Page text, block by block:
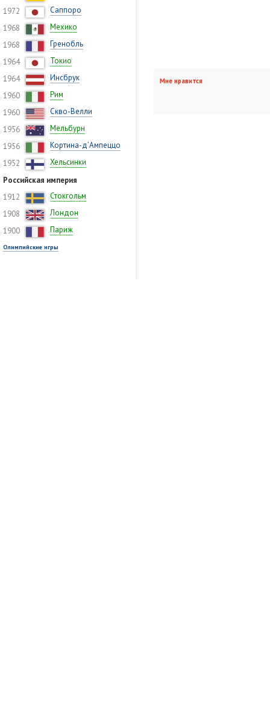
1972
Саппоро
1968
Мехико
1968
Гренобль
1964
Токио
1964
Инсбрук
1960
Рим
1960
Скво-Велли
1956
Мельбурн
1956
Кортина-д’Ампеццо
1952
Хельсинки
Российская империя
1912
Стокгольм
1908
Лондон
1900
Париж
Олимпийские игры
Мне нравится